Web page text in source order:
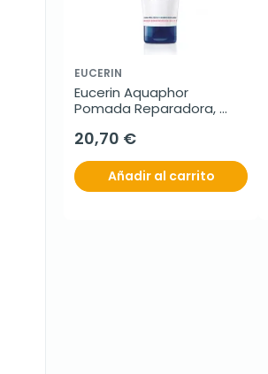
EUCERIN
Eucerin Aquaphor
Pomada Reparadora,
20,70 €
Añadir al carrito